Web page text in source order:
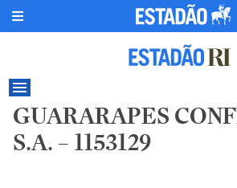
GUARARAPES
S.A. – 1153129